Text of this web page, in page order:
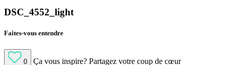
DSC_4552_light
Faites-vous entendre
0 Ça vous inspire? Partagez votre coup de cœur